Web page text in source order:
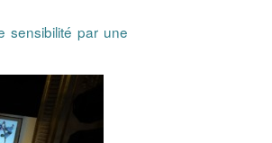
sensibilité par une